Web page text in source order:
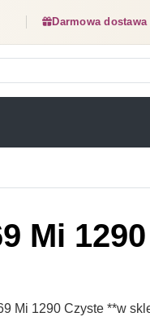
Darmowa dostawa
Mi
Mi 1290 Czyste **w